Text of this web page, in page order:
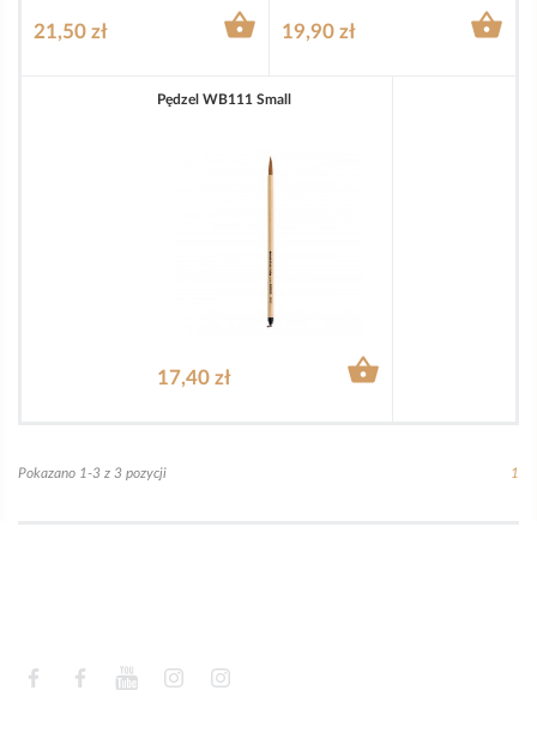
21,50 zł  19,90 zł 
Pędzel WB111 Small
17,40 zł 
Pokazano 1-3 z 3 pozycji 1
FacebookFacebookYouTubeInstagram